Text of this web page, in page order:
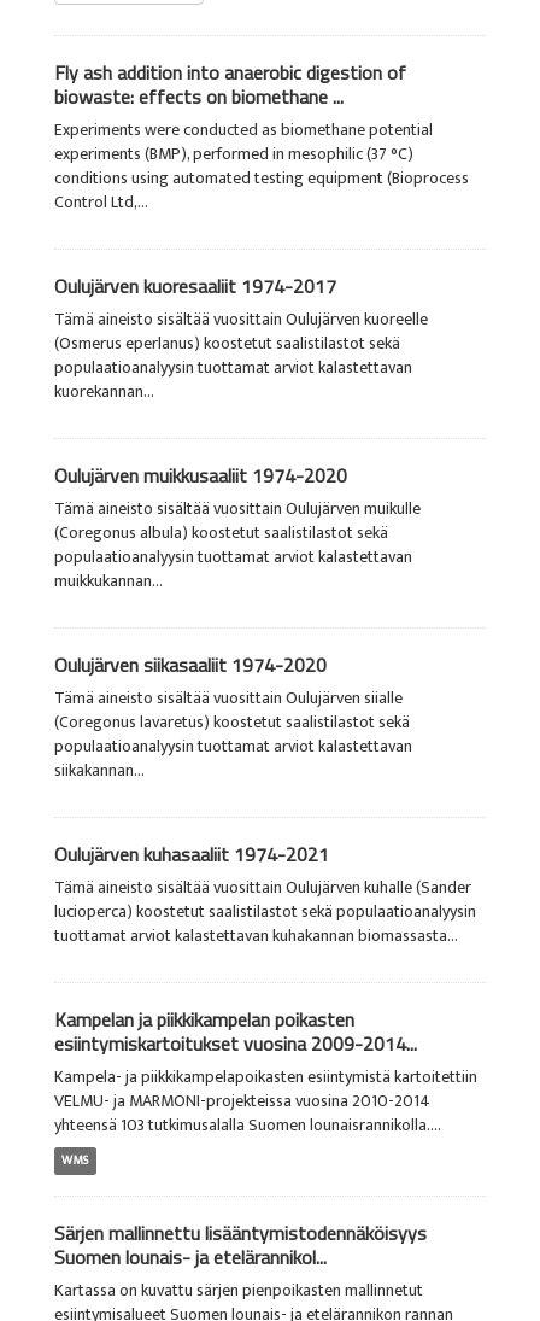
Fly ash addition into anaerobic digestion of
biowaste: effects on biomethane ...
Experiments were conducted as biomethane potential
experiments (BMP), performed in mesophilic (37 °C)
conditions using automated testing equipment (Bioprocess
Control Ltd,...
Oulujärven kuoresaaliit 1974-2017
Tämä aineisto sisältää vuosittain Oulujärven kuoreelle
(Osmerus eperlanus) koostetut saalistilastot sekä
populaatioanalyysin tuottamat arviot kalastettavan
kuorekannan...
Oulujärven muikkusaaliit 1974-2020
Tämä aineisto sisältää vuosittain Oulujärven muikulle
(Coregonus albula) koostetut saalistilastot sekä
populaatioanalyysin tuottamat arviot kalastettavan
muikkukannan...
Oulujärven siikasaaliit 1974-2020
Tämä aineisto sisältää vuosittain Oulujärven siialle
(Coregonus lavaretus) koostetut saalistilastot sekä
populaatioanalyysin tuottamat arviot kalastettavan
siikakannan...
Oulujärven kuhasaaliit 1974-2021
Tämä aineisto sisältää vuosittain Oulujärven kuhalle (Sander
lucioperca) koostetut saalistilastot sekä populaatioanalyysin
tuottamat arviot kalastettavan kuhakannan biomassasta...
Kampelan ja piikkikampelan poikasten
esiintymiskartoitukset vuosina 2009-2014...
Kampela- ja piikkikampelapoikasten esiintymistä kartoitettiin
VELMU- ja MARMONI-projekteissa vuosina 2010-2014
yhteensä 103 tutkimusalalla Suomen lounaisrannikolla....
WMS
Särjen mallinnettu lisääntymistodennäköisyys
Suomen lounais- ja etelärannikol...
Kartassa on kuvattu särjen pienpoikasten mallinnetut
esiintymisalueet Suomen lounais- ja etelärannikon rannan